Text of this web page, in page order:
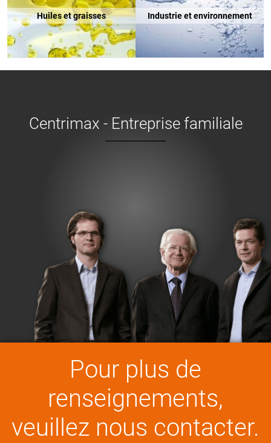
Huiles et graisses Industrie et environnement
Centrimax - Entreprise familiale
Pour plus de
renseignements,
veuillez nous contacter.